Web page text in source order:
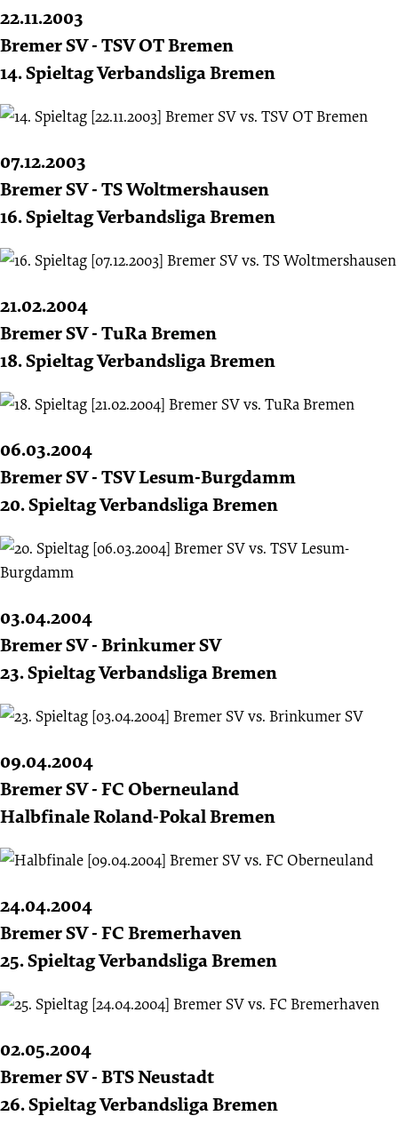
22.11.2003
Bremer SV - TSV OT Bremen
14. Spieltag Verbandsliga Bremen
07.12.2003
Bremer SV - TS Woltmershausen
16. Spieltag Verbandsliga Bremen
21.02.2004
Bremer SV - TuRa Bremen
18. Spieltag Verbandsliga Bremen
06.03.2004
Bremer SV - TSV Lesum-Burgdamm
20. Spieltag Verbandsliga Bremen
03.04.2004
Bremer SV - Brinkumer SV
23. Spieltag Verbandsliga Bremen
09.04.2004
Bremer SV - FC Oberneuland
Halbfinale Roland-Pokal Bremen
24.04.2004
Bremer SV - FC Bremerhaven
25. Spieltag Verbandsliga Bremen
02.05.2004
Bremer SV - BTS Neustadt
26. Spieltag Verbandsliga Bremen